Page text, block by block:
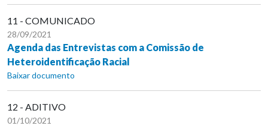
11 - COMUNICADO
28/09/2021
Agenda das Entrevistas com a Comissão de
Heteroidentificação Racial
Baixar documento
12 - ADITIVO
01/10/2021